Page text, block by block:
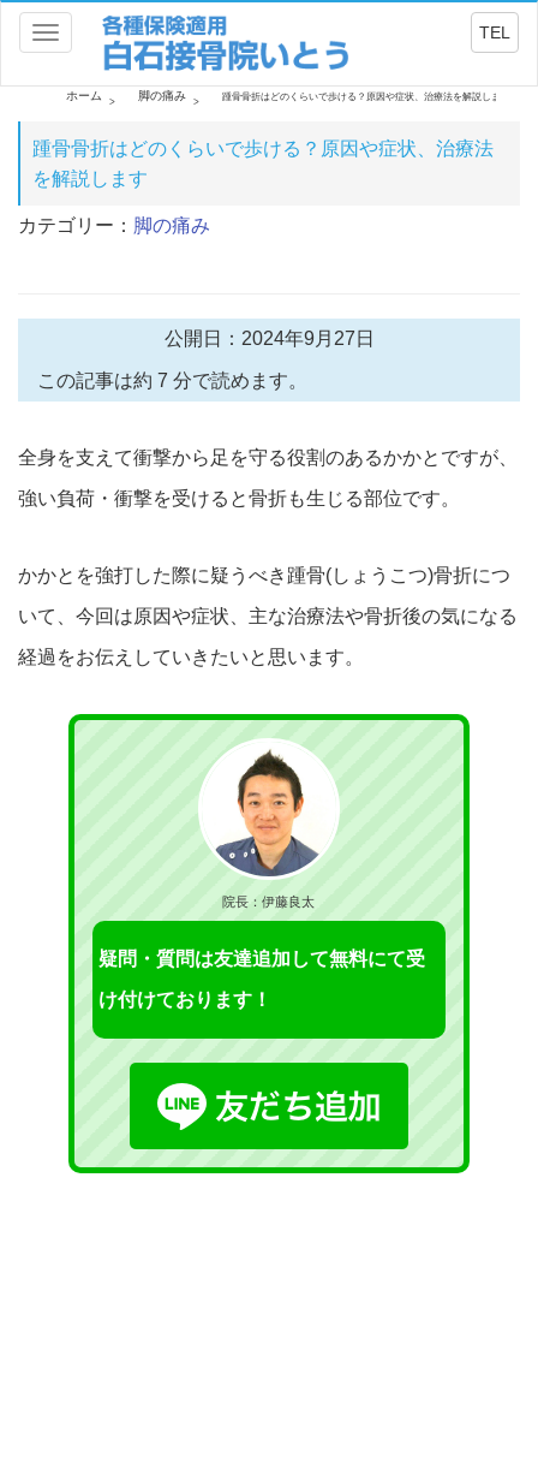
Toggle
navigation
TEL
ホーム 脚の痛み 踵骨骨折はどのくらいで歩ける？原因や症状、治療法を解説します
踵骨骨折はどのくらいで歩ける？原因や症状、治療法
を解説します
カテゴリー： 脚の痛み
公開日：2024年9月27日
この記事は約 7 分で読めます。
全身を支えて衝撃から足を守る役割のあるかかとですが、
強い負荷・衝撃を受けると骨折も生じる部位です。
かかとを強打した際に疑うべき踵骨(しょうこつ)骨折につ
いて、今回は原因や症状、主な治療法や骨折後の気になる
経過をお伝えしていきたいと思います。
院長：伊藤良太
疑問・質問は友達追加して無料にて受
け付けております！